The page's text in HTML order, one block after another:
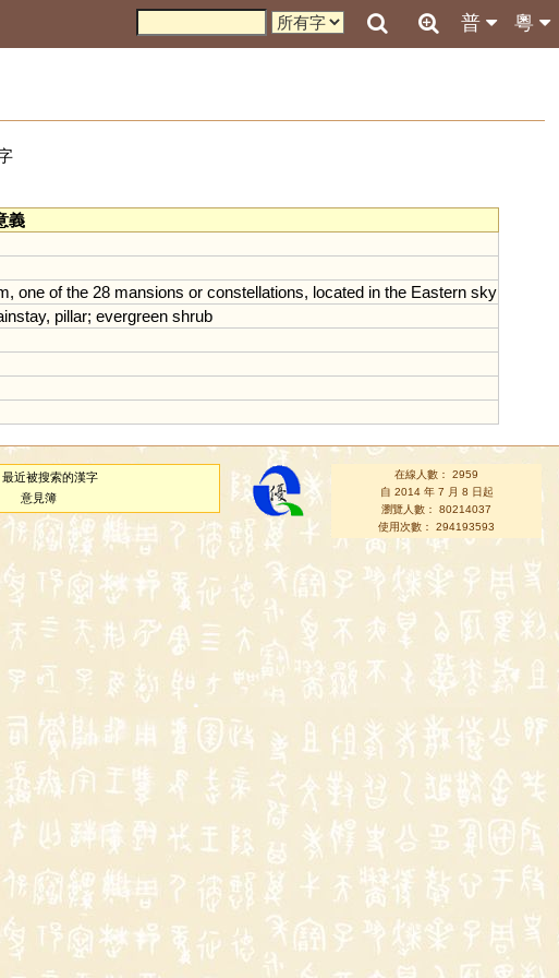
粵
普
義
, one of the 28 mansions or constellations, located in the Eastern sky
, pillar; evergreen shrub
最近被搜索的漢字
意見簿
在線人數： 2959
自 2014 年 7 月 8 日起
瀏覽人數： 80214037
使用次數： 294193593